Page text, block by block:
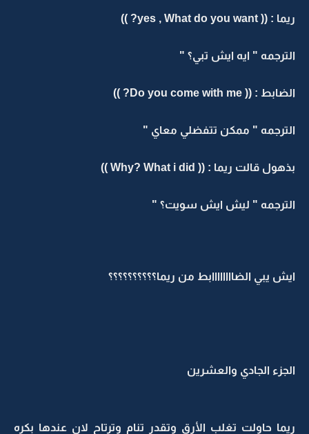
ريما : (( yes , What do you want? ))
الترجمه " ايه ايش تبي؟ "
الضابط : (( Do you come with me? ))
الترجمه " ممكن تتفضلي معاي "
بذهول قالت ريما : (( Why? What i did ))
الترجمه " ليش ايش سويت؟ "
ايش يبي الضاااااااابط من ريما؟؟؟؟؟؟؟؟؟؟
الجزء الجادي والعشرين
ريما حاولت تغلب الأرق وتقدر تنام وترتاح لان عندها بكره